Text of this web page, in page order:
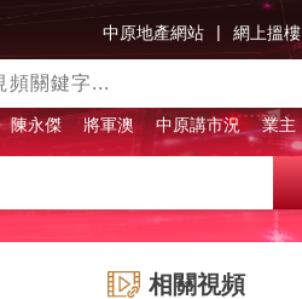
中原地產網站 | 網上搵樓
陳永傑 將軍澳 中原講市況 業主
相關視頻